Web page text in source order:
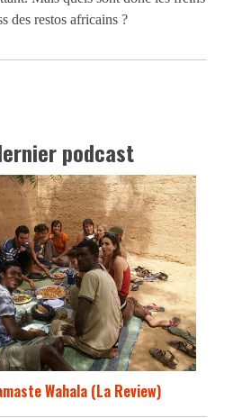
des restos africains ?
podcast
Wahala (La Review)